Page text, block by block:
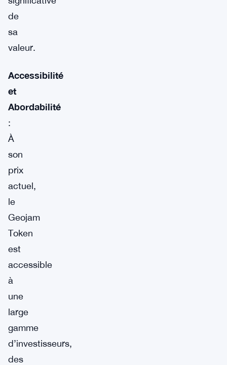
de
sa
valeur.
Accessibilité
et
Abordabilité
:
À
son
prix
actuel,
le
Geojam
Token
est
accessible
à
une
large
gamme
d’investisseurs,
des